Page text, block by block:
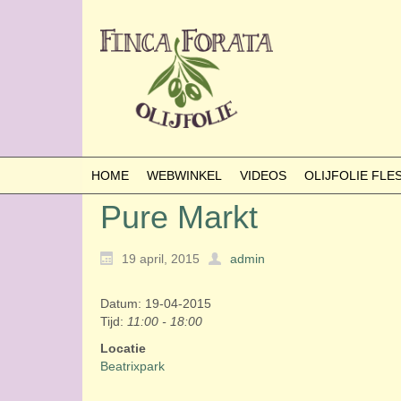
HOME WEBWINKEL VIDEOS OLIJFOLIE
Pure Markt
19 april, 2015 admin
Datum: 19-04-2015
Tijd: 11:00 - 18:00
Locatie
Beatrixpark